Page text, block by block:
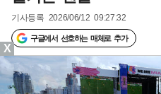
기사등록 2026/06/12 09:27:32
구글에서 선호하는 매체로 추가
X